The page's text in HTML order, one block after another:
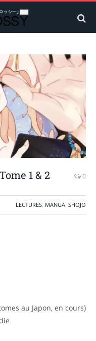
1 & 2 0
LECTURES, MANGA, SHOJO
au Japon, en cours)